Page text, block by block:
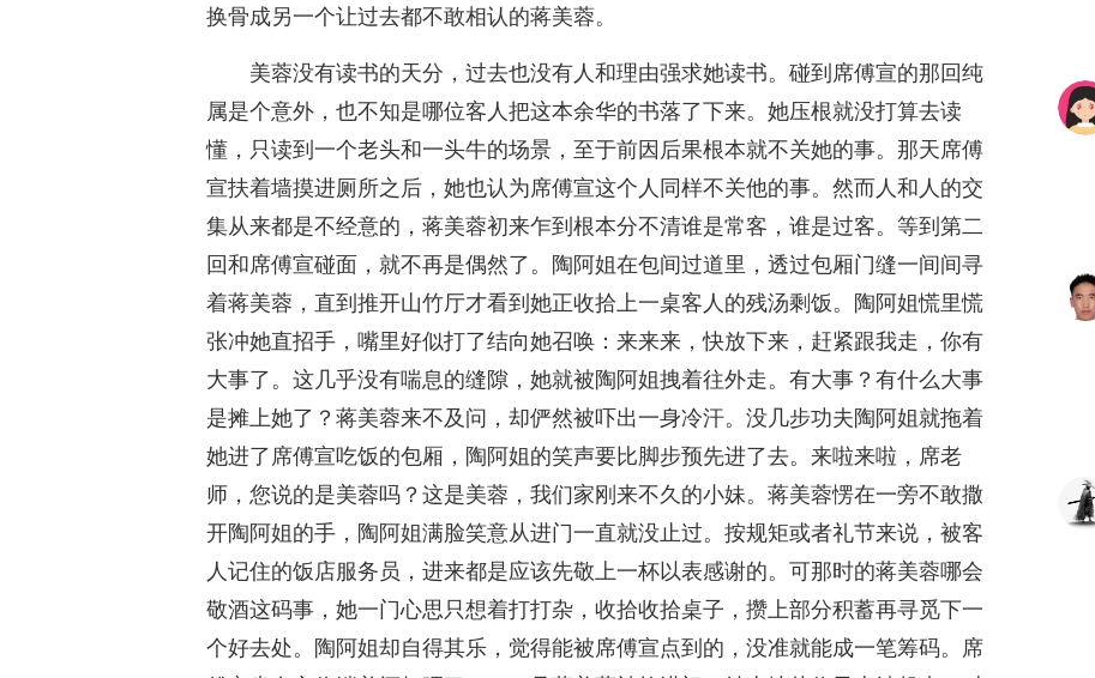
换骨成另一个让过去都不敢相认的蒋美蓉。
美蓉没有读书的天分，过去也没有人和理由强求她读书。碰到席傅宣的那回纯
属是个意外，也不知是哪位客人把这本余华的书落了下来。她压根就没打算去读
懂，只读到一个老头和一头牛的场景，至于前因后果根本就不关她的事。那天席傅
宣扶着墙摸进厕所之后，她也认为席傅宣这个人同样不关他的事。然而人和人的交
集从来都是不经意的，蒋美蓉初来乍到根本分不清谁是常客，谁是过客。等到第二
回和席傅宣碰面，就不再是偶然了。陶阿姐在包间过道里，透过包厢门缝一间间寻
着蒋美蓉，直到推开山竹厅才看到她正收拾上一桌客人的残汤剩饭。陶阿姐慌里慌
张冲她直招手，嘴里好似打了结向她召唤：来来来，快放下来，赶紧跟我走，你有
大事了。这几乎没有喘息的缝隙，她就被陶阿姐拽着往外走。有大事？有什么大事
是摊上她了？蒋美蓉来不及问，却俨然被吓出一身冷汗。没几步功夫陶阿姐就拖着
她进了席傅宣吃饭的包厢，陶阿姐的笑声要比脚步预先进了去。来啦来啦，席老
师，您说的是美蓉吗？这是美蓉，我们家刚来不久的小妹。蒋美蓉愣在一旁不敢撒
开陶阿姐的手，陶阿姐满脸笑意从进门一直就没止过。按规矩或者礼节来说，被客
人记住的饭店服务员，进来都是应该先敬上一杯以表感谢的。可那时的蒋美蓉哪会
敬酒这码事，她一门心思只想着打打杂，收拾收拾桌子，攒上部分积蓄再寻觅下一
个好去处。陶阿姐却自得其乐，觉得能被席傅宣点到的，没准就能成一笔筹码。席